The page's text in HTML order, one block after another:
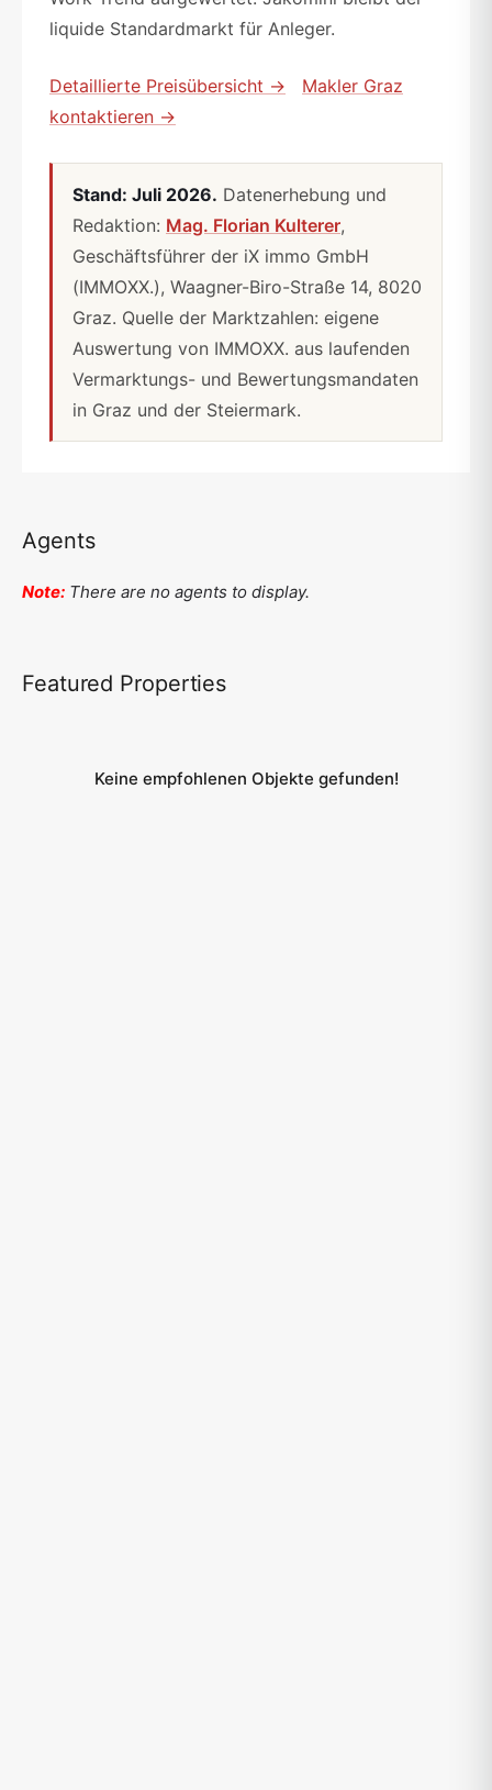
liquide Standardmarkt für Anleger.
Detaillierte Preisübersicht →
Makler Graz
kontaktieren →
Stand: Juli 2026. Daten­erhebung und
Redaktion: Mag. Florian Kulterer,
Geschäftsführer der iX immo GmbH
(IMMOXX.), Waagner-Biro-Straße 14, 8020
Graz. Quelle der Marktzahlen: eigene
Auswertung von IMMOXX. aus laufenden
Vermarktungs- und Bewertungsmandaten
in Graz und der Steiermark.
Agents
Note: There are no agents to display.
Featured Properties
Keine empfohlenen Objekte gefunden!